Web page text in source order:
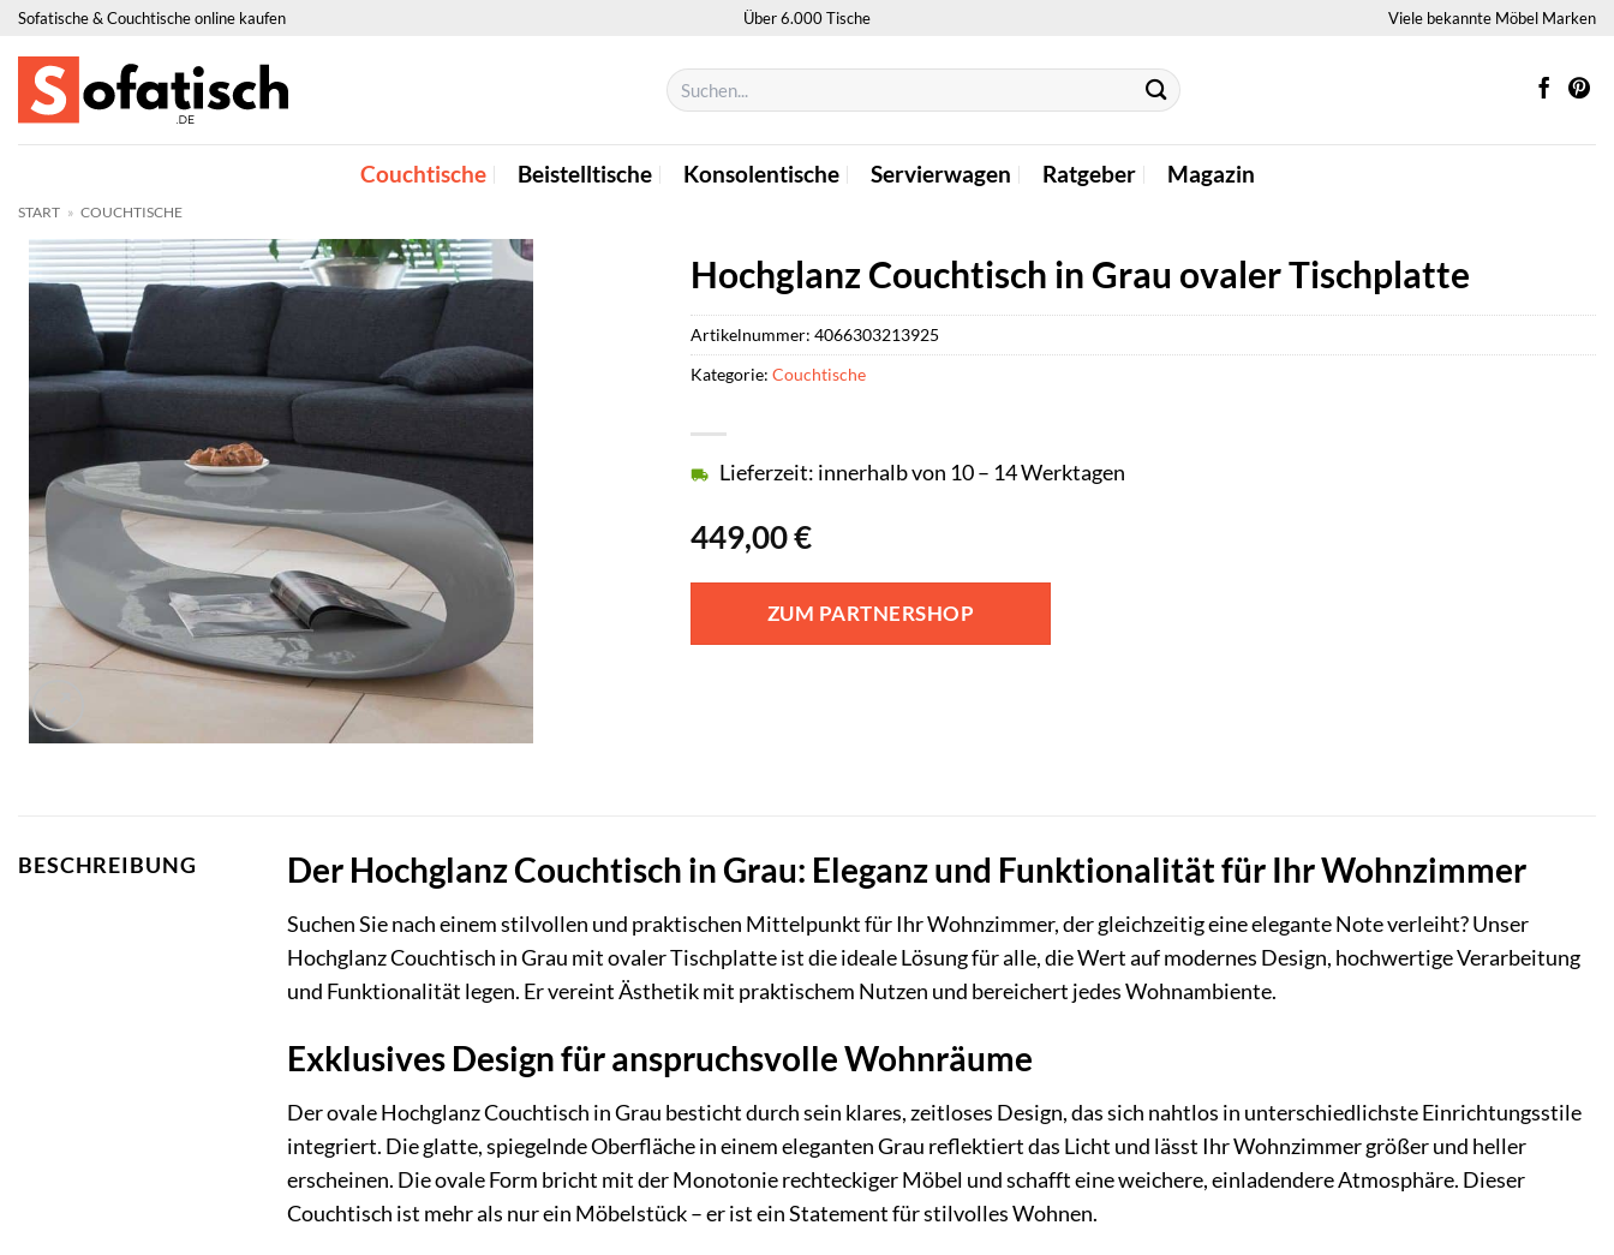
Zum
springen
Sofatische & Couchtische online kaufen Über 6.000 Tische Viele bekannte Möbel Marken
Suchen
nach:
Couchtische Beistelltische Konsolentische Servierwagen Ratgeber Magazin
START » COUCHTISCHE
Hochglanz Couchtisch in Grau ovaler Tischplatte
449,00€
Lieferzeit: innerhalb von 10 – 14 Werktagen
ZUM PARTNERSHOP
Artikelnummer: 4066303213925
Kategorie: Couchtische
BESCHREIBUNG Der Hochglanz Couchtisch in Grau: Eleganz und Funktionalität für Ihr Wohnzimmer
Suchen Sie nach einem stilvollen und praktischen Mittelpunkt für Ihr Wohnzimmer, der gleichzeitig eine elegante Note verleiht? Unser
Hochglanz Couchtisch in Grau mit ovaler Tischplatte ist die ideale Lösung für alle, die Wert auf modernes Design, hochwertige Verarbeitung
und Funktionalität legen. Er vereint Ästhetik mit praktischem Nutzen und bereichert jedes Wohnambiente.
Exklusives Design für anspruchsvolle Wohnräume
Der ovale Hochglanz Couchtisch in Grau besticht durch sein klares, zeitloses Design, das sich nahtlos in unterschiedlichste Einrichtungsstile
integriert. Die glatte, spiegelnde Oberfläche in einem eleganten Grau reflektiert das Licht und lässt Ihr Wohnzimmer größer und heller
erscheinen. Die ovale Form bricht mit der Monotonie rechteckiger Möbel und schafft eine weichere, einladendere Atmosphäre. Dieser
Couchtisch ist mehr als nur ein Möbelstück – er ist ein Statement für stilvolles Wohnen.